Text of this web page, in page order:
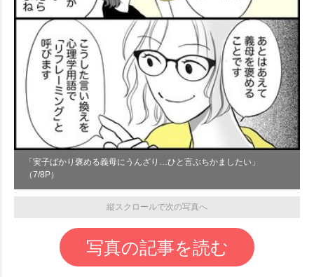
「実子ばかり褒める義母にうんざり…ひと言ぶちかましたい」
（7/8P）
縦スクロールで次の写真へ
写真の記事を読む